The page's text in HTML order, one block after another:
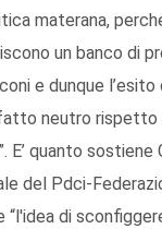
materana,
un banco di
e dunque
neutro rispetto
E’ quanto sostiene
del Pdci-
di